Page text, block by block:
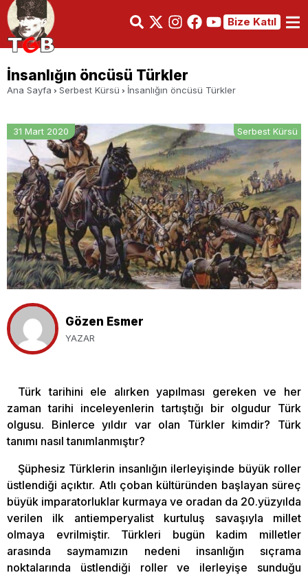
Bize Katıl
İnsanlığın öncüsü Türkler
Ana Sayfa Serbest Kürsü İnsanlığın öncüsü Türkler
31 Mart 2020 Serbest Kürsü
Gözen Esmer
YAZAR
Türk tarihini ele alırken yapılması gereken ve her
zaman tarihi inceleyenlerin tartıştığı bir olgudur Türk
olgusu. Binlerce yıldır var olan Türkler kimdir? Türk
tanımı nasıl tanımlanmıştır?
Şüphesiz Türklerin insanlığın ilerleyişinde büyük roller
üstlendiği açıktır. Atlı çoban kültüründen başlayan süreç
büyük imparatorluklar kurmaya ve oradan da 20.yüzyılda
verilen ilk antiemperyalist kurtuluş savaşıyla millet
olmaya evrilmiştir. Türkleri bugün kadim milletler
arasında saymamızın nedeni insanlığın sıçrama
noktalarında üstlendiği roller ve ilerleyişe sunduğu